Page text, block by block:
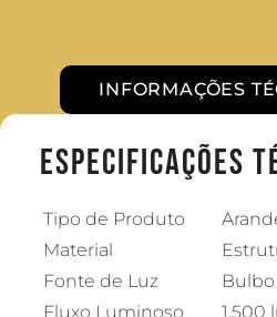
INFORMAÇÕES
Especificações
Tipo de Produto
Material
Fonte de Luz
Bulbo
Fluxo Luminoso
1.500